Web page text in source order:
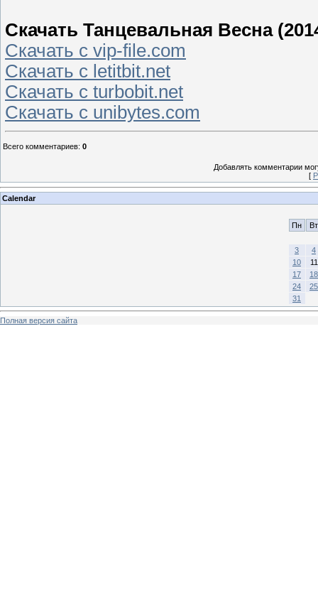
Скачать Танцевальная Весна
Скачать с vip-file.com
Скачать с letitbit.net
Скачать с turbobit.net
Скачать с unibytes.com
Всего комментариев: 0
Добавлять комментарии
[
Calendar
Пн Вт
3
4
10
11
17
18
24
25
31
Полная версия сайта